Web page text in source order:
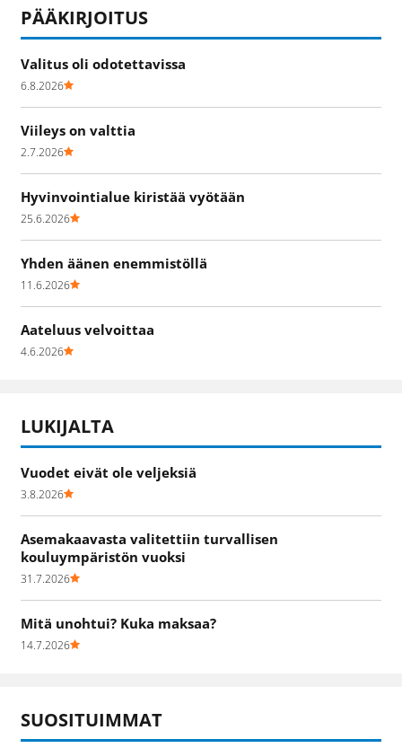
PÄÄKIRJOITUS
Valitus oli odotettavissa
6.8.2026
Viileys on valttia
2.7.2026
Hyvinvointialue kiristää vyötään
25.6.2026
Yhden äänen enemmistöllä
11.6.2026
Aateluus velvoittaa
4.6.2026
LUKIJALTA
Vuodet eivät ole veljeksiä
3.8.2026
Asemakaavasta valitettiin turvallisen
kouluympäristön vuoksi
31.7.2026
Mitä unohtui? Kuka maksaa?
14.7.2026
SUOSITUIMMAT